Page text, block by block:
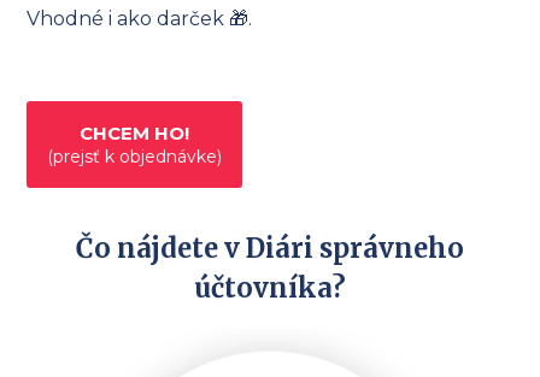
Vhodné i ako darček 🎁.
CHCEM HO!
(prejsť k objednávke)
Čo nájdete v Diári správneho
účtovníka?